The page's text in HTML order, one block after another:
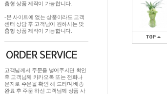
춤형 상품 제작이 가능합니다.
-본 사이트에 없는 상품이라도 고객
센터 상담 후 고객님이 원하시는 맞
춤형 상품 제작이 가능합니다.
고객님께서 주문을 넣어주시면 확인
후 고객님께 카카오톡 또는 전화나
문자로 주문을 확인 해 드리며.배송
완료 후 주문 하신 고객님께 상품 사